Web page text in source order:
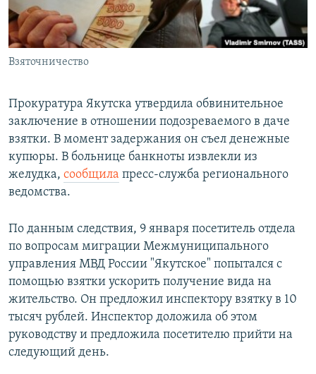
СОЦИАЛЬНЫЕ СЕТИ
Все сайты РСЕ/РС
Взяточничество
Прокуратура Якутска утвердила обвинительное
заключение в отношении подозреваемого в даче
взятки. В момент задержания он съел денежные
купюры. В больнице банкноты извлекли из
желудка, сообщила пресс-служба регионального
ведомства.
По данным следствия, 9 января посетитель отдела
по вопросам миграции Межмуниципального
управления МВД России "Якутское" попытался с
помощью взятки ускорить получение вида на
жительство. Он предложил инспектору взятку в 10
тысяч рублей. Инспектор доложила об этом
руководству и предложила посетителю прийти на
следующий день.